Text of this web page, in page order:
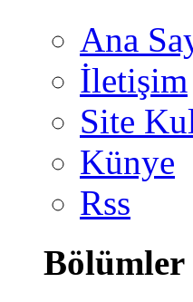
Ana
İletişim
Site
Künye
Rss
Bölümler